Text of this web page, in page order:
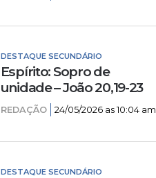
DESTAQUE SECUNDÁRIO
Espírito: Sopro de
unidade – João 20,19-23
REDAÇÃO 24/05/2026 as 10:04 am
DESTAQUE SECUNDÁRIO